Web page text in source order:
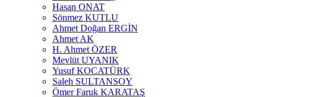
Hasan ONAT
Sönmez KUTLU
Ahmet Doğan ERGİN
Ahmet AK
H. Ahmet ÖZER
Mevlüt UYANIK
Yusuf KOCATÜRK
Saleh SULTANSOY
Ömer Faruk KARATAŞ